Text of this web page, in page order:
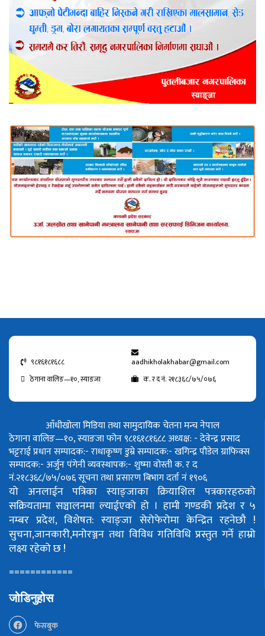
९८१६१८१६८८
aadhikholakhabar@gmail.com
ठेगाना वालिङ—१०, स्याङजा
क. र द नं. २१८३६८/७५/०७६
आँधीखोला मिडिया तथा सामुदायिक चेतना मन्च नेपाल
ठेगाना वालिङ—१०, स्याङजा फोन ९८१६१८१६८८अध्यक्ष: - देवेन्द्र प्रसाद
भट्टराईप्रधान सम्पादक:- राधाकृष्ण डुम्रेसम्पादक:- खगिन्द्र पौडेलग्राफिक्स
सम्पादक:- अर्जुन पंगेनीव्यवस्थापक:- शुष्मा वोस्तीक. र द
नं.२१८३६८/७५/०७६सूचना तथा प्रसारण बिभाग दर्ता नं १९०६
यो अनलाईन पत्रिका स्याङ्जाका क्रियाशिल पत्रकारहरुको
सक्रियतामा सञ्चालनमा ल्याईएको हो । हामी गण्डकी प्रदेश र ५
नम्बर प्रदेश, विशेषत: स्याङ्जा सेरोफेरोमा केन्द्रित रहनेछौ !
सुचना,जानकारी,मनोरञ्जन तथा विविध गतिविधि प्रस्तुत गर्ने हाम्रो
लक्ष्य रहेको छ !
============
जोडिनुहोस
फेसबुक